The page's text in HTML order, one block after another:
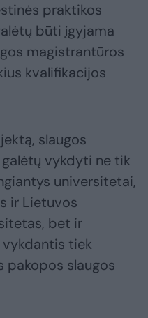
praktikos
būti įgyjama
magistrantūros
kvalifikacijos
slaugos
vykdyti ne tik
universitetai,
ir Lietuvos
bet ir
tiek
pakopos slaugos